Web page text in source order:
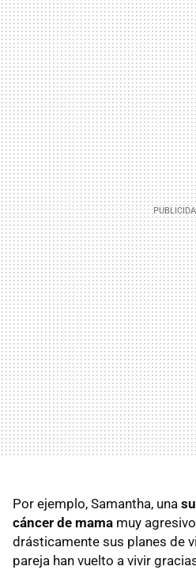
Por ejemplo, Samantha, una
cáncer de mama muy
drásticamente sus planes de
pareja han vuelto a vivir